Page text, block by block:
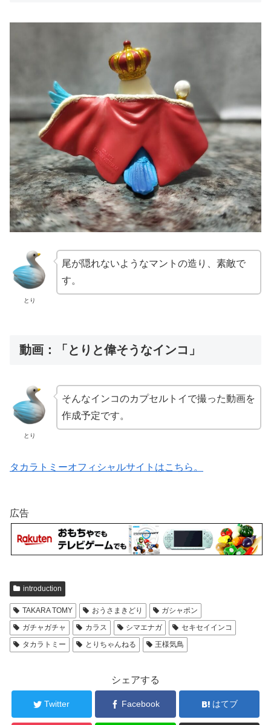
とり
尾が隠れないようなマントの造り、素敵で
す。
動画：「とりと偉そうなインコ」
とり
そんなインコのカプセルトイで撮った動画を
作成予定です。
タカラトミーオフィシャルサイトはこちら。
広告
introduction
TAKARA TOMY おうさまきどり
ガシャポン
ガチャガチャ
カラス シマエナガ
セキセイインコ
タカラトミー
とりちゃんねる 王様気鳥
シェアする
Twitter Facebook はてブ